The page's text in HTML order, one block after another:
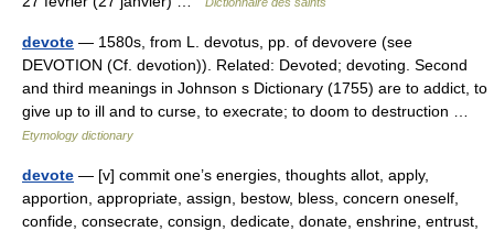
devote — 1580s, from L. devotus, pp. of devovere (see
DEVOTION (Cf. devotion)). Related: Devoted; devoting. Second
and third meanings in Johnson s Dictionary (1755) are to addict, to
give up to ill and to curse, to execrate; to doom to destruction …
Etymology dictionary
devote — [v] commit one’s energies, thoughts allot, apply,
apportion, appropriate, assign, bestow, bless, concern oneself,
confide, consecrate, consign, dedicate, donate, enshrine, entrust,